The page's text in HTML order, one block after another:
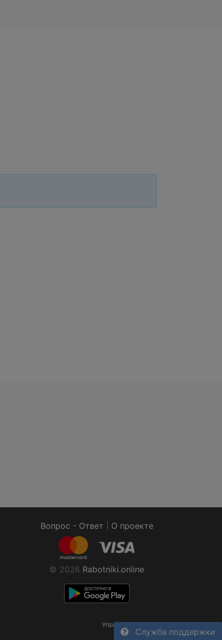
Служба поддержки
Вопрос - Ответ О проекте
© 2026 Rabotniki.online
Управление cookies